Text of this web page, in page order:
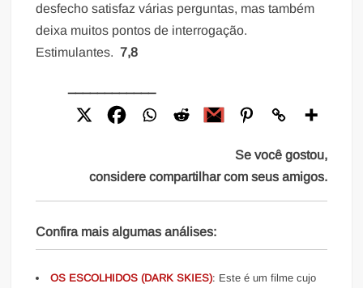
desfecho satisfaz várias perguntas, mas também
deixa muitos pontos de interrogação.
Estimulantes.7,8
Se você gostou,
considere compartilhar com seus amigos.
Confira mais algumas análises:
OS ESCOLHIDOS (DARK SKIES): Este é um filme cujo